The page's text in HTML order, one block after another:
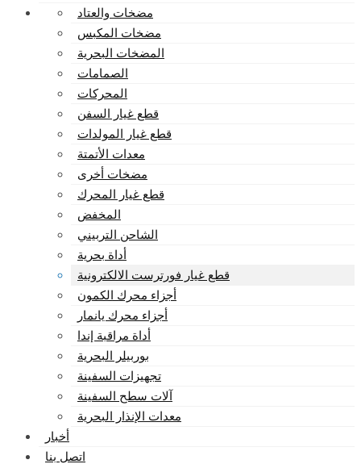
مضخات والعتاد
مضخات المكبس
المضخات البحرية
الصمامات
المحركات
قطع غيار السفن
قطع غيار المولدات
معدات الأتمتة
مضخات أخرى
قطع غيار المحرك
المخفض
الشاحن التربيني
أداة بحرية
قطع غيار فورترست الالكترونية
أجزاء محرك الكمون
أجزاء محرك يانمار
أداة مراقبة إندا
بوربيلر البحرية
تجهيزات السفينة
آلات سطح السفينة
معدات الإنذار البحرية
أخبار
اتصل بنا